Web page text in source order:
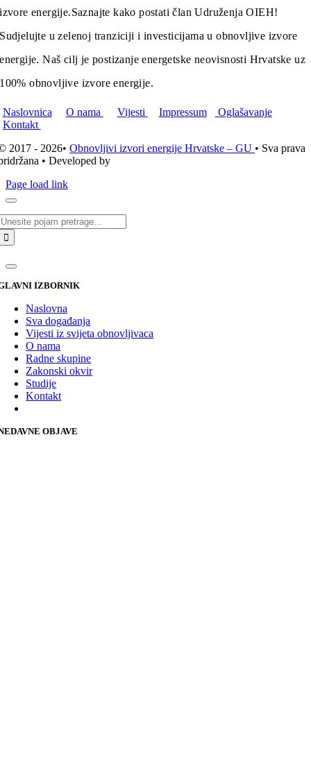
izvore energije.Saznajte kako postati član Udruženja OIEH!
Sudjelujte u zelenoj tranziciji i investicijama u obnovljive izvore
energije. Naš cilj je postizanje energetske neovisnosti Hrvatske uz
100% obnovljive izvore energije.
Naslovnica O nama Vijesti Impressum
Oglašavanje
Kontakt
2017 - 2026•Obnovljivi izvori energije Hrvatske – GU • Sva prava
• Developed by
Page load link
IZBORNIK
Naslovna
Sva događanja
Vijesti iz svijeta obnovljivaca
O nama
Radne skupine
Zakonski okvir
Studije
Kontakt
OBJAVE